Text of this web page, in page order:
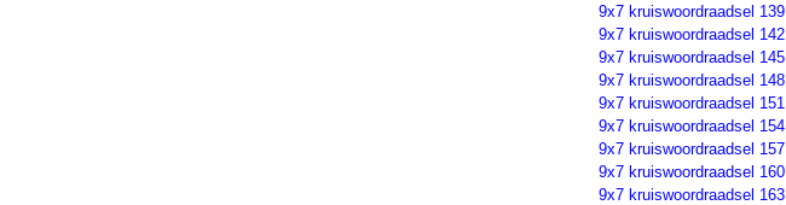
9x7 kruiswoordraadsel 139
9x7 kruiswoordraadsel 142
9x7 kruiswoordraadsel 145
9x7 kruiswoordraadsel 148
9x7 kruiswoordraadsel 151
9x7 kruiswoordraadsel 154
9x7 kruiswoordraadsel 157
9x7 kruiswoordraadsel 160
9x7 kruiswoordraadsel 163